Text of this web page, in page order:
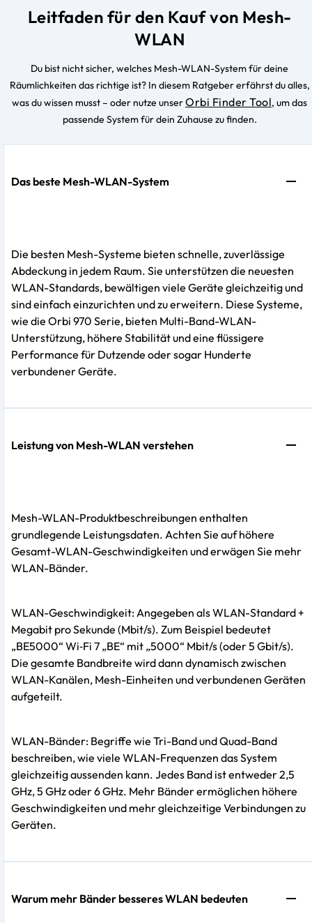
Leitfaden für den Kauf von Mesh-
WLAN
Du bist nicht sicher, welches Mesh-WLAN-System für deine
Räumlichkeiten das richtige ist? In diesem Ratgeber erfährst du alles,
was du wissen musst – oder nutze unserOrbi Finder Tool, um das
passende System für dein Zuhause zu finden.
Das beste Mesh-WLAN-System
Die besten Mesh-Systeme bieten schnelle, zuverlässige
Abdeckung in jedem Raum. Sie unterstützen die neuesten
WLAN-Standards, bewältigen viele Geräte gleichzeitig und
sind einfach einzurichten und zu erweitern. Diese Systeme,
wie die Orbi 970 Serie, bieten Multi-Band-WLAN-
Unterstützung, höhere Stabilität und eine flüssigere
Performance für Dutzende oder sogar Hunderte
verbundener Geräte.
Leistung von Mesh-WLAN verstehen
Mesh-WLAN-Produktbeschreibungen enthalten
grundlegende Leistungsdaten. Achten Sie auf höhere
Gesamt-WLAN-Geschwindigkeiten und erwägen Sie mehr
WLAN-Bänder.
WLAN-Geschwindigkeit: Angegeben als WLAN-Standard +
Megabit pro Sekunde (Mbit/s). Zum Beispiel bedeutet
„BE5000“ Wi‑Fi 7 „BE“ mit „5000“ Mbit/s (oder 5 Gbit/s).
Die gesamte Bandbreite wird dann dynamisch zwischen
WLAN-Kanälen, Mesh-Einheiten und verbundenen Geräten
aufgeteilt.
WLAN-Bänder: Begriffe wie Tri-Band und Quad-Band
beschreiben, wie viele WLAN-Frequenzen das System
gleichzeitig aussenden kann. Jedes Band ist entweder 2,5
GHz, 5 GHz oder 6 GHz. Mehr Bänder ermöglichen höhere
Geschwindigkeiten und mehr gleichzeitige Verbindungen zu
Geräten.
Warum mehr Bänder besseres WLAN bedeuten